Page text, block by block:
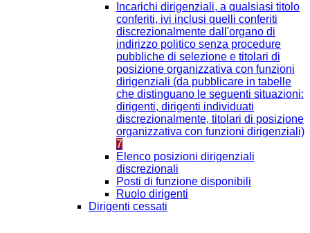
Incarichi dirigenziali, a qualsiasi titolo
conferiti, ivi inclusi quelli conferiti
discrezionalmente dall'organo di
indirizzo politico senza procedure
pubbliche di selezione e titolari di
posizione organizzativa con funzioni
dirigenziali (da pubblicare in tabelle
che distinguano le seguenti situazioni:
dirigenti, dirigenti individuati
discrezionalmente, titolari di posizione
organizzativa con funzioni dirigenziali)
7
Elenco posizioni dirigenziali
discrezionali
Posti di funzione disponibili
Ruolo dirigenti
Dirigenti cessati